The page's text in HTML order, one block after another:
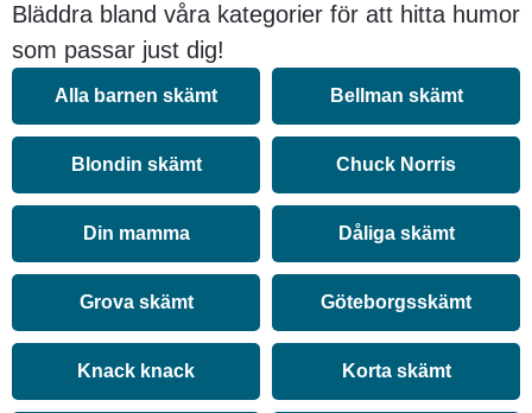
Bläddra bland våra kategorier för att hitta humor
som passar just dig!
Alla barnen skämt Bellman skämt
Blondin skämt Chuck Norris
Din mamma Dåliga skämt
Grova skämt Göteborgsskämt
Knack knack Korta skämt